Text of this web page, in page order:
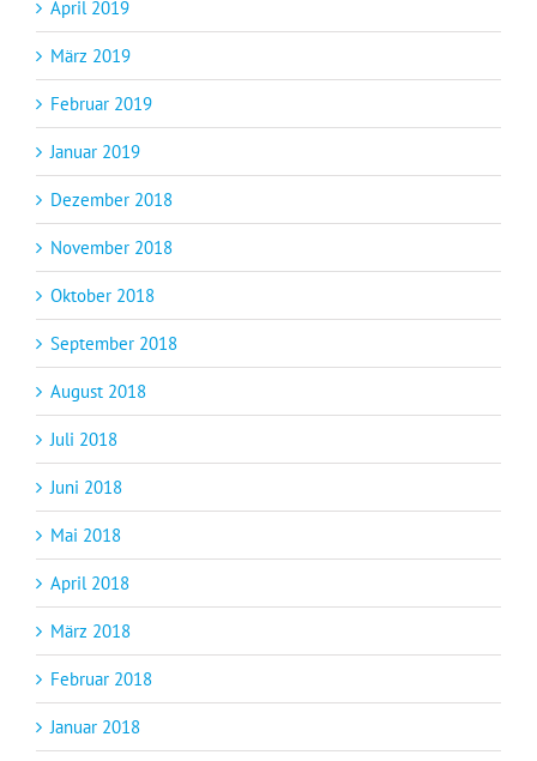
April 2019
März 2019
Februar 2019
Januar 2019
Dezember 2018
November 2018
Oktober 2018
September 2018
August 2018
Juli 2018
Juni 2018
Mai 2018
April 2018
März 2018
Februar 2018
Januar 2018